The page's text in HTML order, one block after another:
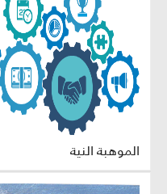
الموهبة النية